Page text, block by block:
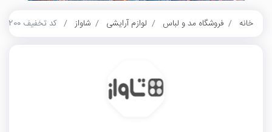
خانه فروشگاه مد و لباس لوازم آرایشی شاواز کد تخفیف 200 هزار تومانی شاواز